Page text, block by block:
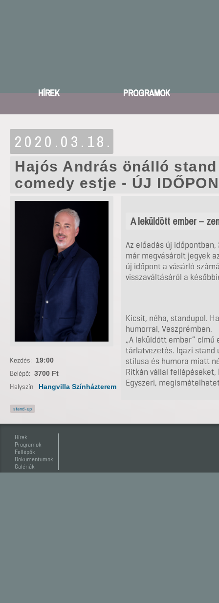
HÍREK PROGRAMOK
2020.03.18.
Hajós András önálló
comedy estje - ÚJ
A leküldött ember –
Az előadás új
már megvásárolt jegyek
új időpont a vásárló
visszaváltásáról a
Kicsit, néha, standupol.
humorral, Veszprémben.
„A leküldött ember” című
tárlatvezetés. Igazi stand
stílusa és humora miatt
Ritkán vállal
Egyszeri,
Kezdés: 19:00
Belépő: 3700 Ft
Helyszín: Hangvilla Színházterem
stand-up
Hírek
Programok
Fellépők
Dokumentumok
Galériák